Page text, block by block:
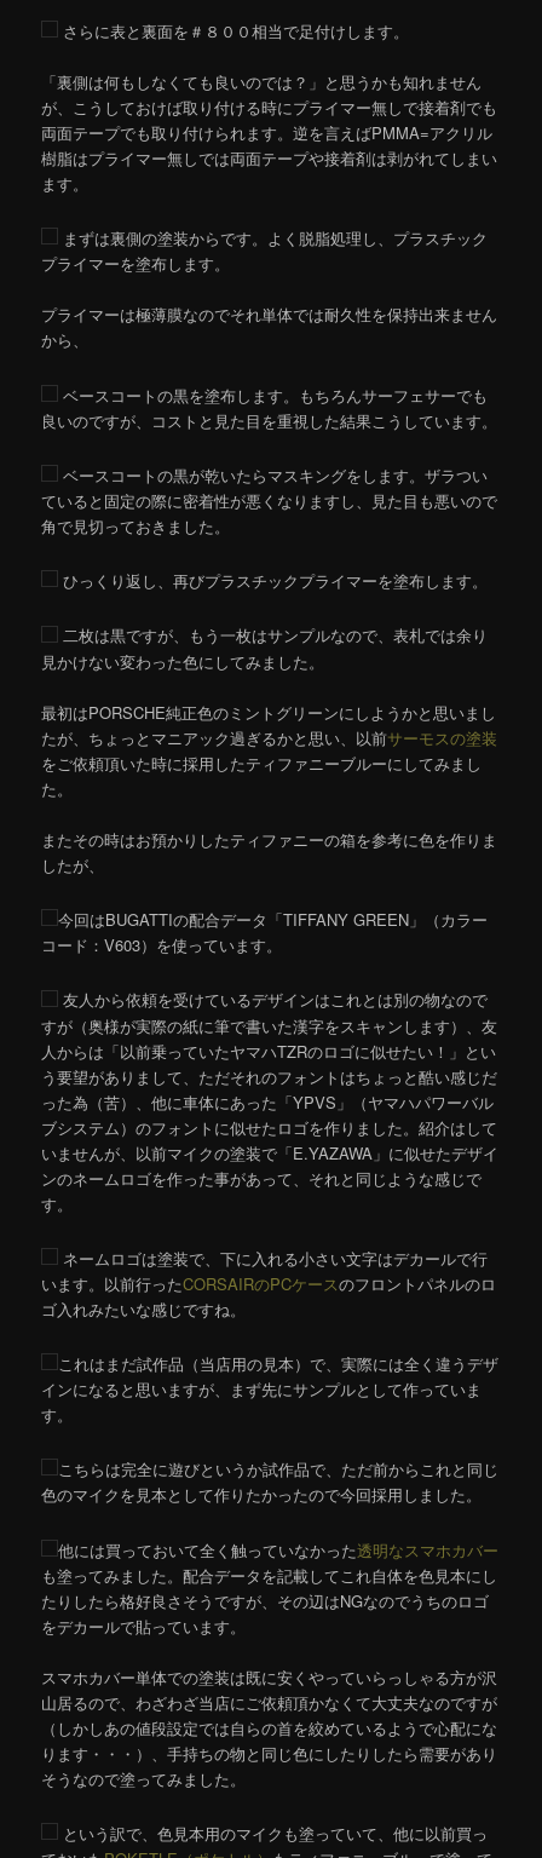
さらに表と裏面を＃８００相当で足付けします。
「裏側は何もしなくても良いのでは？」と思うかも知れません
が、こうしておけば取り付ける時にプライマー無しで接着剤でも
両面テープでも取り付けられます。逆を言えばPMMA=アクリル
樹脂はプライマー無しでは両面テープや接着剤は剥がれてしまい
ます。
まずは裏側の塗装からです。よく脱脂処理し、プラスチック
プライマーを塗布します。
プライマーは極薄膜なのでそれ単体では耐久性を保持出来ません
から、
ベースコートの黒を塗布します。もちろんサーフェサーでも
良いのですが、コストと見た目を重視した結果こうしています。
ベースコートの黒が乾いたらマスキングをします。ザラつい
ていると固定の際に密着性が悪くなりますし、見た目も悪いので
角で見切っておきました。
ひっくり返し、再びプラスチックプライマーを塗布します。
二枚は黒ですが、もう一枚はサンプルなので、表札では余り
見かけない変わった色にしてみました。
最初はPORSCHE純正色のミントグリーンにしようかと思いまし
たが、ちょっとマニアック過ぎるかと思い、以前サーモスの塗装
をご依頼頂いた時に採用したティファニーブルーにしてみまし
た。
またその時はお預かりしたティファニーの箱を参考に色を作りま
したが、
今回はBUGATTIの配合データ「TIFFANY GREEN」（カラー
コード：V603）を使っています。
友人から依頼を受けているデザインはこれとは別の物なので
すが（奥様が実際の紙に筆で書いた漢字をスキャンします）、友
人からは「以前乗っていたヤマハTZRのロゴに似せたい！」とい
う要望がありまして、ただそれのフォントはちょっと酷い感じだ
った為（苦）、他に車体にあった「YPVS」（ヤマハパワーバル
ブシステム）のフォントに似せたロゴを作りました。紹介はして
いませんが、以前マイクの塗装で「E.YAZAWA」に似せたデザイ
ンのネームロゴを作った事があって、それと同じような感じで
す。
ネームロゴは塗装で、下に入れる小さい文字はデカールで行
います。以前行ったCORSAIRのPCケースのフロントパネルのロ
ゴ入れみたいな感じですね。
これはまだ試作品（当店用の見本）で、実際には全く違うデザ
インになると思いますが、まず先にサンプルとして作っていま
す。
こちらは完全に遊びというか試作品で、ただ前からこれと同じ
色のマイクを見本として作りたかったので今回採用しました。
他には買っておいて全く触っていなかった透明なスマホカバー
も塗ってみました。配合データを記載してこれ自体を色見本にし
たりしたら格好良さそうですが、その辺はNGなのでうちのロゴ
をデカールで貼っています。
スマホカバー単体での塗装は既に安くやっていらっしゃる方が沢
山居るので、わざわざ当店にご依頼頂かなくて大丈夫なのですが
（しかしあの値段設定では自らの首を絞めているようで心配にな
ります・・・）、手持ちの物と同じ色にしたりしたら需要があり
そうなので塗ってみました。
という訳で、色見本用のマイクも塗っていて、他に以前買っ